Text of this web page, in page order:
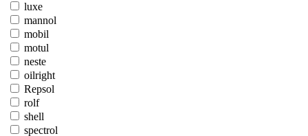
luxe
mannol
mobil
motul
neste
oilright
Repsol
rolf
shell
spectrol